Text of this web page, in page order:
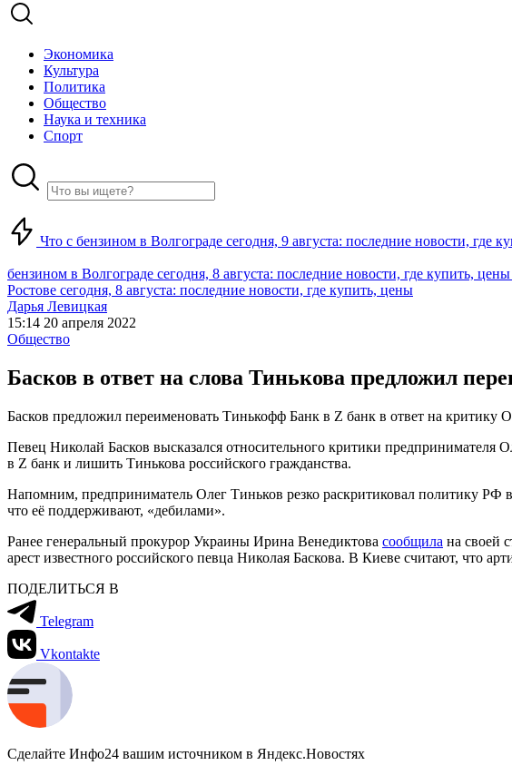
Экономика
Культура
Политика
Общество
Наука и техника
Спорт
Что с бензином в Волгограде сегодня, 9 августа: последние новости, где
бензином в Волгограде сегодня, 8 августа: последние новости, где купить, цены
Ростове сегодня, 8 августа: последние новости, где купить, цены
Дарья Левицкая
15:14 20 апреля 2022
Общество
Басков в ответ на слова Тинькова предложил
Басков предложил переименовать Тинькофф Банк в Z банк в ответ на критику
Певец Николай Басков высказался относительного критики
в Z банк и лишить Тинькова российского гражданства.
Напомним, предприниматель Олег Тиньков резко раскритиковал политику
что её поддерживают, «дебилами».
Ранее генеральный прокурор Украины Ирина Венедиктова сообщила на своей
арест известного российского певца Николая Баскова. В Киеве считают, что
ПОДЕЛИТЬСЯ В
Telegram
Vkontakte
Сделайте Инфо24 вашим источником в Яндекс.Новостях